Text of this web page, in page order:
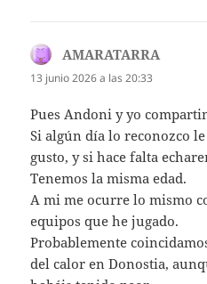
AMARATARRAdice:
13 junio 2026 a las 20:33
Pues Andoni y yo
Si algún día lo reconozco
gusto, y si hace falta
Tenemos la misma edad.
A mi me ocurre lo mismo
equipos que he jugado.
Probablemente
del calor en Donostia,